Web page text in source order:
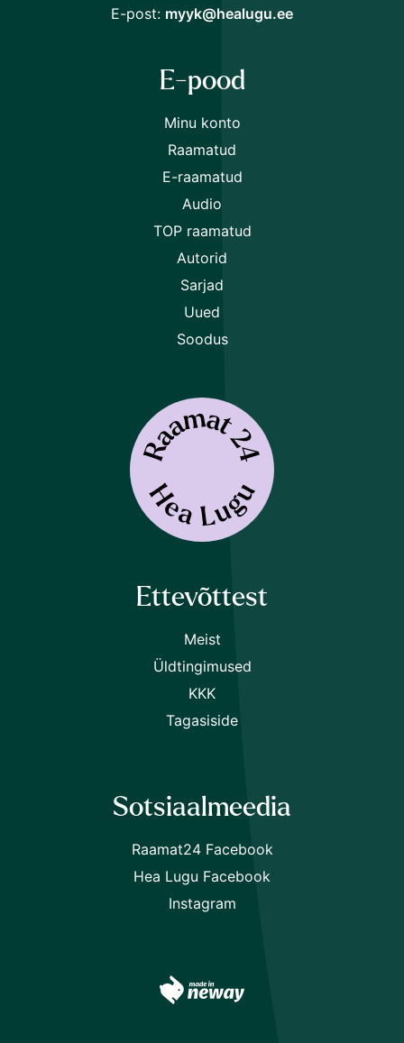
Nõustuntingimustega
E-post: myyk@healugu.ee
E-pood
Minu konto
Raamatud
E-raamatud
Audio
TOP raamatud
Autorid
Sarjad
Uued
Soodus
Ettevõttest
Meist
Üldtingimused
KKK
Tagasiside
Sotsiaalmeedia
Raamat24 Facebook
Hea Lugu Facebook
Instagram